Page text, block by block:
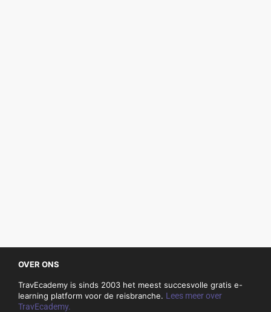
OVER ONS
TravEcademy is sinds 2003 het meest succesvolle gratis e-
learning platform voor de reisbranche. Lees meer over
TravEcademy.